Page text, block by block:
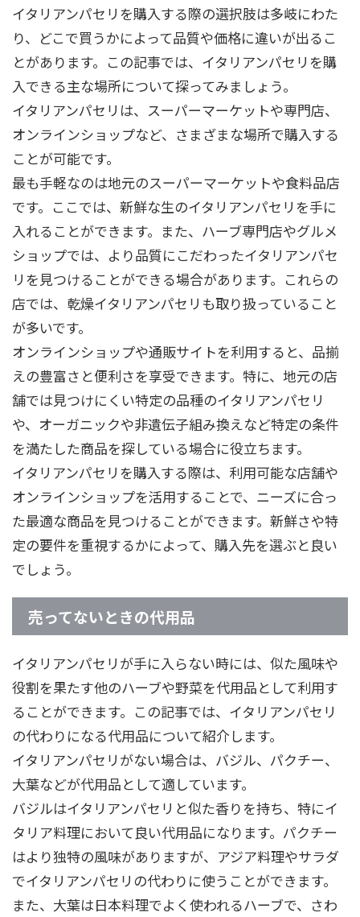
イタリアンパセリを購入する際の選択肢は多岐にわた
り、どこで買うかによって品質や価格に違いが出るこ
とがあります。この記事では、イタリアンパセリを購
入できる主な場所について探ってみましょう。
イタリアンパセリは、スーパーマーケットや専門店、
オンラインショップなど、さまざまな場所で購入する
ことが可能です。
最も手軽なのは地元のスーパーマーケットや食料品店
です。ここでは、新鮮な生のイタリアンパセリを手に
入れることができます。また、ハーブ専門店やグルメ
ショップでは、より品質にこだわったイタリアンパセ
リを見つけることができる場合があります。これらの
店では、乾燥イタリアンパセリも取り扱っていること
が多いです。
オンラインショップや通販サイトを利用すると、品揃
えの豊富さと便利さを享受できます。特に、地元の店
舗では見つけにくい特定の品種のイタリアンパセリ
や、オーガニックや非遺伝子組み換えなど特定の条件
を満たした商品を探している場合に役立ちます。
イタリアンパセリを購入する際は、利用可能な店舗や
オンラインショップを活用することで、ニーズに合っ
た最適な商品を見つけることができます。新鮮さや特
定の要件を重視するかによって、購入先を選ぶと良い
でしょう。
売ってないときの代用品
イタリアンパセリが手に入らない時には、似た風味や
役割を果たす他のハーブや野菜を代用品として利用す
ることができます。この記事では、イタリアンパセリ
の代わりになる代用品について紹介します。
イタリアンパセリがない場合は、バジル、パクチー、
大葉などが代用品として適しています。
バジルはイタリアンパセリと似た香りを持ち、特にイ
タリア料理において良い代用品になります。パクチー
はより独特の風味がありますが、アジア料理やサラダ
でイタリアンパセリの代わりに使うことができます。
また、大葉は日本料理でよく使われるハーブで、さわ